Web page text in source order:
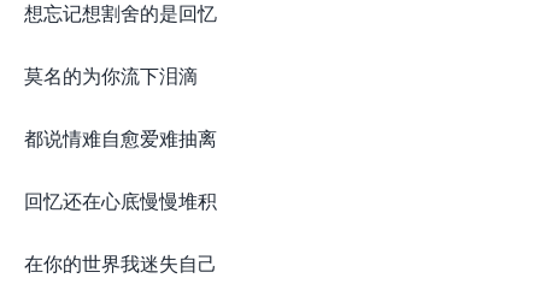
想忘记想割舍的是回忆
莫名的为你流下泪滴
都说情难自愈爱难抽离
回忆还在心底慢慢堆积
在你的世界我迷失自己